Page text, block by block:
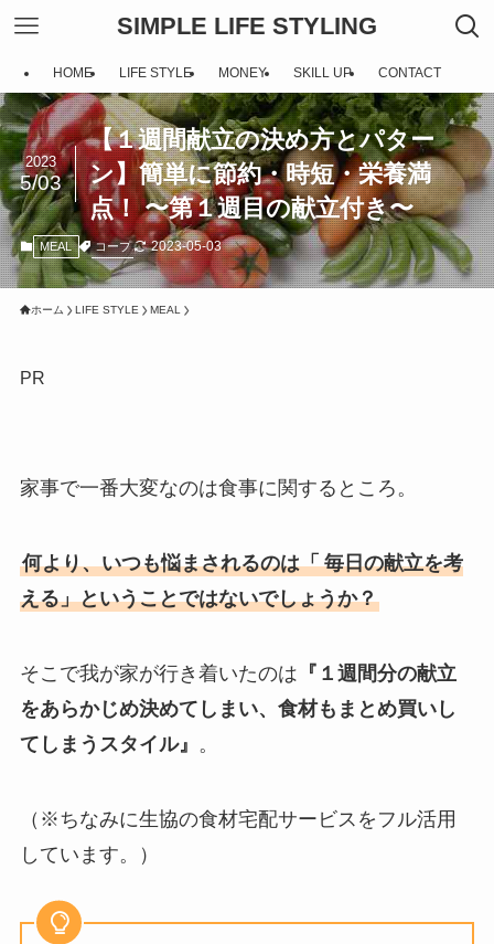
SIMPLE LIFE STYLING
HOME LIFE STYLE MONEY SKILL UP CONTACT
【１週間献立の決め方とパター
ン】簡単に節約・時短・栄養満
点！ 〜第１週目の献立付き〜
2023
5/03
MEAL コープ 2023-05-03
ホーム LIFE STYLE MEAL
PR
家事で一番大変なのは食事に関するところ。
何より、いつも悩まされるのは「 毎日の献立を考
える」ということではないでしょうか？
そこで我が家が行き着いたのは 『１週間分の献立
をあらかじめ決めてしまい、食材もまとめ買いし
てしまうスタイル』 。
（※ちなみに生協の食材宅配サービスをフル活用
しています。）